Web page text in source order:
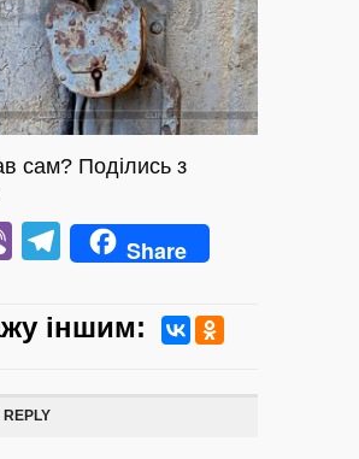
сам? Поділись з
ViberTelegram
Share
iншим: